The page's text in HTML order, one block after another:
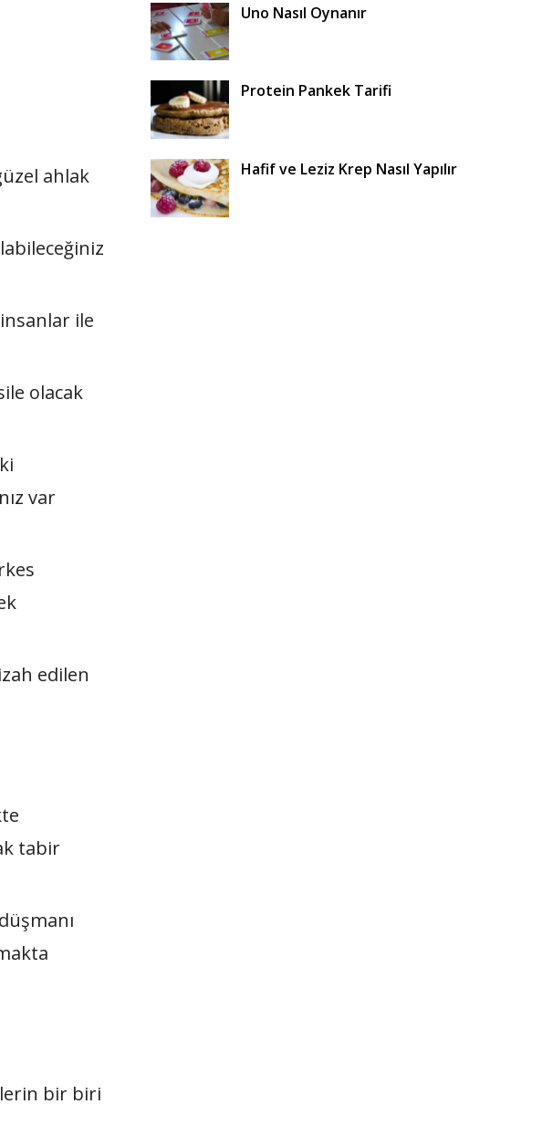
ahlak
insanlar ile
olacak
var
edilen
tabir
bir biri
Uno Nasıl Oynanır
Protein Pankek Tarifi
Hafif ve Leziz Krep Nasıl Yapılır